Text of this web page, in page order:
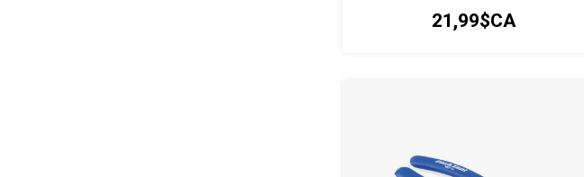
désordre d'outils desserrés.
21,99$CA